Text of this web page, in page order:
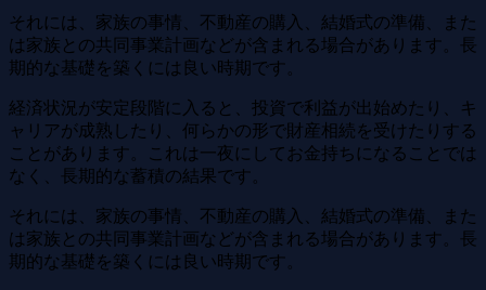
それには、家族の事情、不動産の購入、結婚式の準備、また
は家族との共同事業計画などが含まれる場合があります。長
期的な基礎を築くには良い時期です。
経済状況が安定段階に入ると、投資で利益が出始めたり、キ
ャリアが成熟したり、何らかの形で財産相続を受けたりする
ことがあります。これは一夜にしてお金持ちになることでは
なく、長期的な蓄積の結果です。
それには、家族の事情、不動産の購入、結婚式の準備、また
は家族との共同事業計画などが含まれる場合があります。長
期的な基礎を築くには良い時期です。